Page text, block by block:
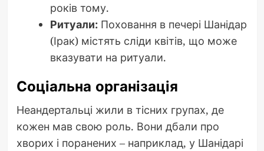
років тому.
Ритуали:Поховання в печері Шанідар
(Ірак) містять сліди квітів, що може
вказувати на ритуали.
Соціальна організація
Неандертальці жили в тісних групах, де
кожен мав свою роль. Вони дбали про
хворих і поранених – наприклад, у Шанідарі